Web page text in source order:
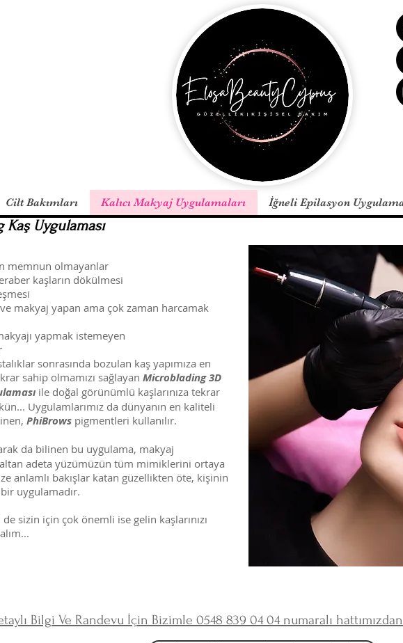
Cilt Bakımları Kalıcı Makyaj Uygulamaları İğneli Epilasyon
Uygulaması
memnun olmayanlar
kaşların dökülmesi
makyaj yapan ama çok zaman harcamak
yapmak istemeyen
sonrasında bozulan kaş yapımıza en
sahip olmamızı sağlayan Microblading 3D
ile doğal görünümlü kaşlarınıza tekrar
Uygulamlarımız da dünyanın en kaliteli
PhiBrows pigmentleri kullanılır.
da bilinen bu uygulama, makyaj
adeta yüzümüzün tüm mimiklerini ortaya
anlamlı bakışlar katan güzellikten öte, kişinin
uygulamadır.
de sizin için çok önemli ise gelin kaşlarınızı
Bilgi Ve Randevu İçin Bizimle 0548 839 04 04 numaralı